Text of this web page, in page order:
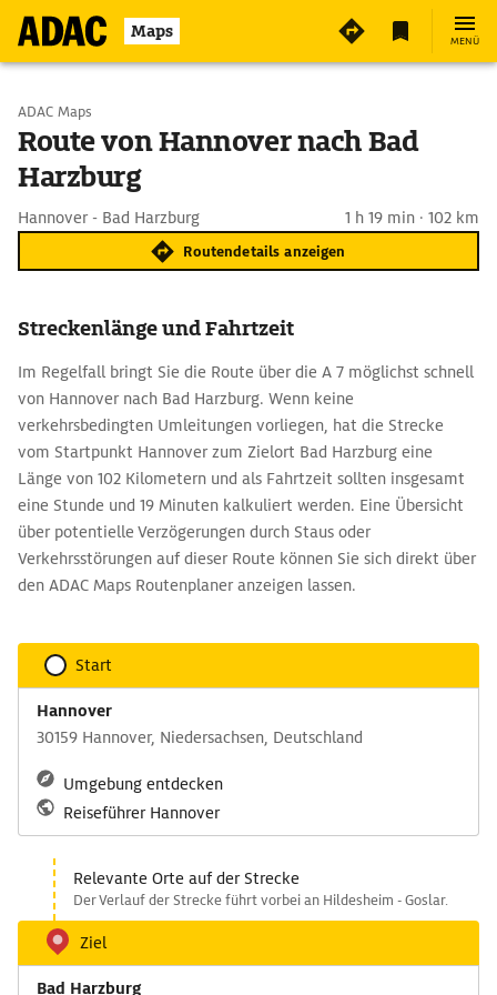
Maps MENÜ
Start wählen
Ziel eingeben
ADAC Maps
Route von Hannover nach Bad
Harzburg
Hannover - Bad Harzburg 1 h 19 min · 102 km
Routendetails anzeigen
Streckenlänge und Fahrtzeit
Im Regelfall bringt Sie die Route über die A 7 möglichst schnell
von Hannover nach Bad Harzburg. Wenn keine
verkehrsbedingten Umleitungen vorliegen, hat die Strecke
vom Startpunkt Hannover zum Zielort Bad Harzburg eine
Länge von 102 Kilometern und als Fahrtzeit sollten insgesamt
eine Stunde und 19 Minuten kalkuliert werden. Eine Übersicht
über potentielle Verzögerungen durch Staus oder
Verkehrsstörungen auf dieser Route können Sie sich direkt über
den ADAC Maps Routenplaner anzeigen lassen.
Start
Hannover
30159 Hannover, Niedersachsen, Deutschland
Umgebung entdecken
Reiseführer Hannover
Relevante Orte auf der Strecke
Der Verlauf der Strecke führt vorbei an Hildesheim - Goslar.
Ziel
Bad Harzburg